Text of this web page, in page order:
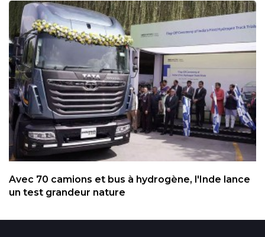
Avec 70 camions et bus à hydrogène, l'Inde lance
un test grandeur nature